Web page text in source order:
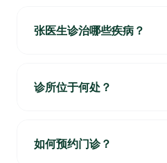
张医生诊治哪些疾病？
诊所位于何处？
如何预约门诊？